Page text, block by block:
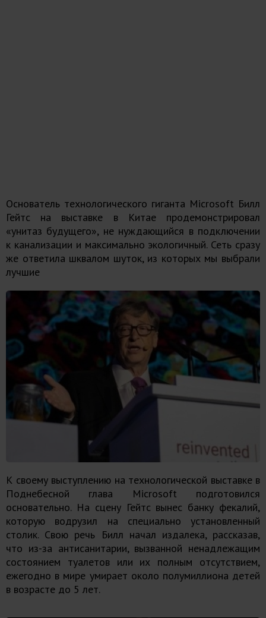
Основатель технологического гиганта Microsoft Билл
Гейтс на выставке в Китае продемонстрировал
«унитаз будущего», не нуждающийся в подключении
к канализации и максимально экологичный. Сеть сразу
же ответила шквалом шуток, из которых мы выбрали
лучшие
К своему выступлению на технологической выставке в
Поднебесной глава Microsoft подготовился
основательно. На сцену Гейтс вынес банку фекалий,
которую водрузил на специально установленный
столик. Свою речь Билл начал издалека, рассказав,
что из-за антисанитарии, вызванной ненадлежащим
состоянием туалетов или их полным отсутствием,
ежегодно в мире умирает около полумиллиона детей
в возрасте до 5 лет.